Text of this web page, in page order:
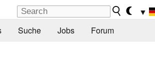
▼
Suche Jobs Forum